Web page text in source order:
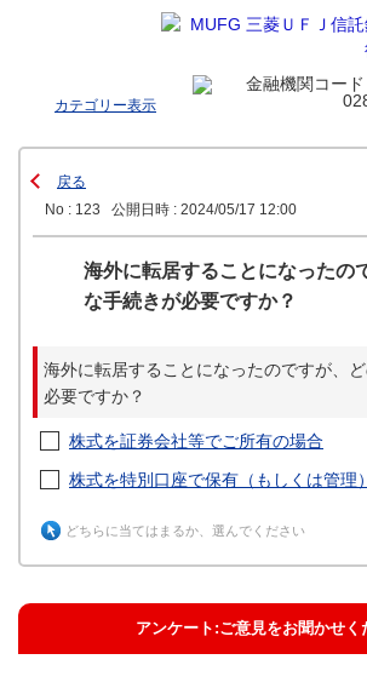
カテゴリー表示
戻る
No : 123
公開日時 : 2024/05/17 12:00
海外に転居することになったの
な手続きが必要ですか？
海外に転居することになったのですが、
必要ですか？
株式を証券会社等でご所有の場合
株式を特別口座で保有（もしくは管理
どちらに当てはまるか、選んでください
アンケート:ご意見をお聞かせく